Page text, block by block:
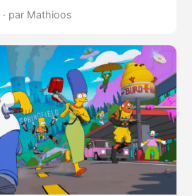
· par Mathioos